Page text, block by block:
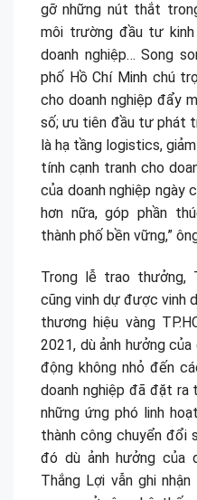
gỡ những nút thắt
môi trường đầu tư
doanh nghiệp… Song
phố Hồ Chí Minh chú
cho doanh nghiệp đẩy
số; ưu tiên đầu tư phát
là hạ tầng logistics,
tính cạnh tranh cho
của doanh nghiệp ngày
hơn nữa, góp phần
thành phố bền vững,”
Trong lễ trao thưởng,
cũng vinh dự được vinh
thương hiệu vàng
2021, dù ảnh hưởng
động không nhỏ đến
doanh nghiệp đã đặt ra
những ứng phó linh
thành công chuyển đổi
đó dù ảnh hưởng của
Thắng Lợi vẫn ghi